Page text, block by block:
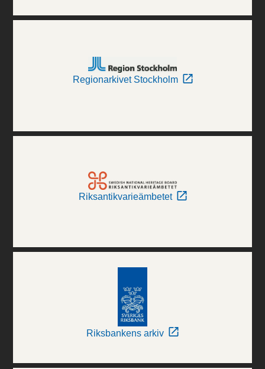
Regionarkivet Stockholm
Riksantikvarieämbetet
Riksbankens arkiv